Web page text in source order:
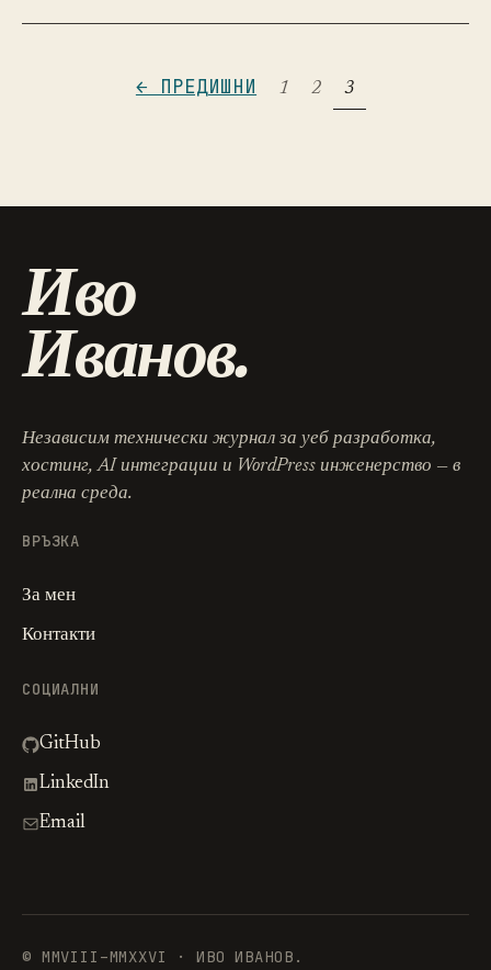
← ПРЕДИШНИ 1 2 3
Иво
Иванов.
Независим технически журнал за уеб разработка,
хостинг, AI интеграции и WordPress инженерство — в
реална среда.
ВРЪЗКА
За мен
Контакти
СОЦИАЛНИ
GitHub
LinkedIn
Email
© MMVIII–MMXXVI · ИВО ИВАНОВ.